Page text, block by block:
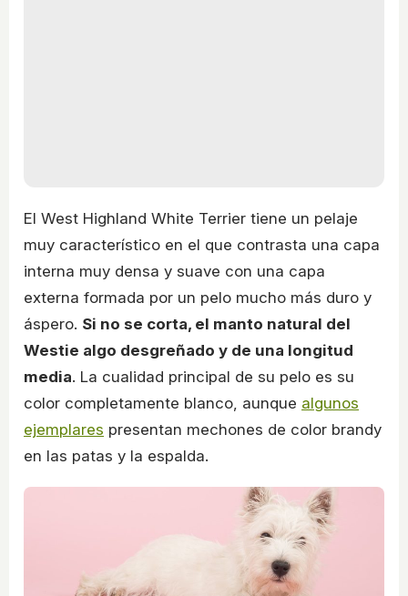
El West Highland White Terrier tiene un pelaje
muy característico en el que contrasta una capa
interna muy densa y suave con una capa
externa formada por un pelo mucho más duro y
áspero. Si no se corta, el manto natural del
Westie algo desgreñado y de una longitud
media. La cualidad principal de su pelo es su
color completamente blanco, aunque algunos
ejemplares presentan mechones de color brandy
en las patas y la espalda.